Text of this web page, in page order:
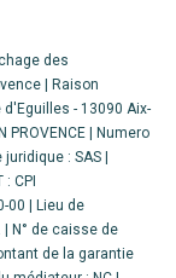
des
| Raison
- 13090 Aix-
PROVENCE | Numero
: SAS |
: CPI
00 | Lieu de
N° de caisse de
de la garantie